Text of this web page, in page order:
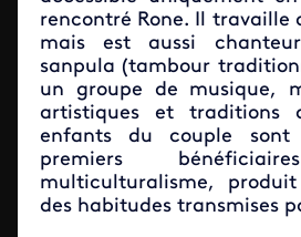
rencontré Rone. Il travaille
mais est aussi
sanpula (tambour
un groupe de musique,
artistiques et traditions
enfants du couple sont
premiers
multiculturalisme,
des habitudes transmises